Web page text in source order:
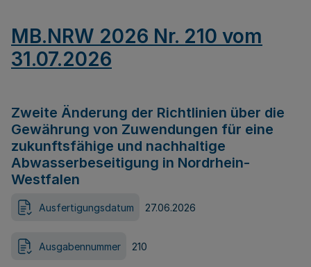
MB.NRW 2026 Nr. 210 vom
31.07.2026
Zweite Änderung der Richtlinien über die
Gewährung von Zuwendungen für eine
zukunftsfähige und nachhaltige
Abwasserbeseitigung in Nordrhein-
Westfalen
Ausfertigungsdatum 27.06.2026
Ausgabennummer 210